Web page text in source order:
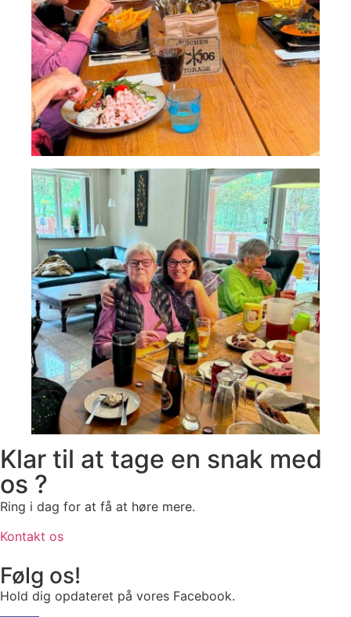
Klar til at tage en snak med
os ?
Ring i dag for at få at høre mere.
Kontakt os
Følg os!
Hold dig opdateret på vores Facebook.